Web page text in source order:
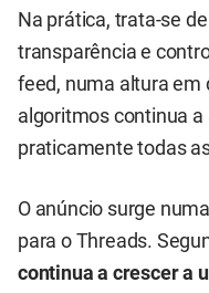
Na prática, trata-se
transparência e
feed, numa altura em
algoritmos continua a
praticamente todas
O anúncio surge
para o Threads.
continua a crescer a